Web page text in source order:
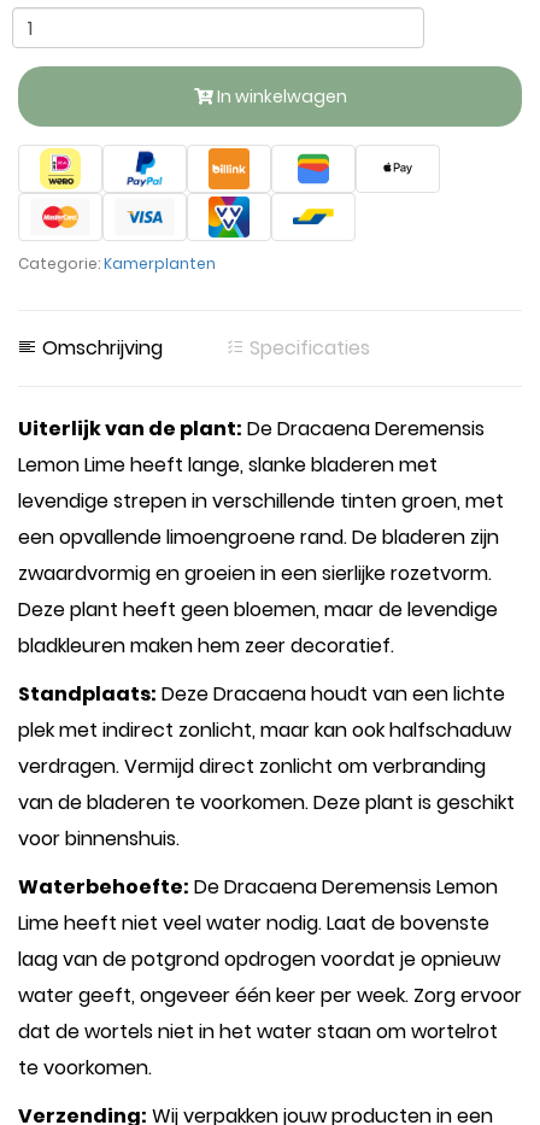
In winkelwagen
Categorie:Kamerplanten
Omschrijving Specificaties
Uiterlijk van de plant: De Dracaena Deremensis
Lemon Lime heeft lange, slanke bladeren met
levendige strepen in verschillende tinten groen, met
een opvallende limoengroene rand. De bladeren zijn
zwaardvormig en groeien in een sierlijke rozetvorm.
Deze plant heeft geen bloemen, maar de levendige
bladkleuren maken hem zeer decoratief.
Standplaats: Deze Dracaena houdt van een lichte
plek met indirect zonlicht, maar kan ook halfschaduw
verdragen. Vermijd direct zonlicht om verbranding
van de bladeren te voorkomen. Deze plant is geschikt
voor binnenshuis.
Waterbehoefte: De Dracaena Deremensis Lemon
Lime heeft niet veel water nodig. Laat de bovenste
laag van de potgrond opdrogen voordat je opnieuw
water geeft, ongeveer één keer per week. Zorg ervoor
dat de wortels niet in het water staan om wortelrot
te voorkomen.
Verzending: Wij verpakken jouw producten in een